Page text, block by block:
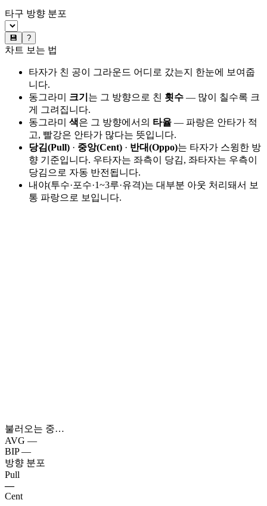
타구 방향 분포
💾 ?
차트 보는 법
타자가 친 공이 그라운드 어디로 갔는지 한눈에 보여줍
니다.
동그라미 크기 는 그 방향으로 친 횟수 — 많이 칠수록 크
게 그려집니다.
동그라미 색은 그 방향에서의 타율 — 파랑은 안타가 적
고, 빨강은 안타가 많다는 뜻입니다.
당김(Pull) · 중앙(Cent) · 반대(Oppo)는 타자가 스윙한 방
향 기준입니다. 우타자는 좌측이 당김, 좌타자는 우측이
당김으로 자동 반전됩니다.
내야(투수·포수·1~3루·유격)는 대부분 아웃 처리돼서 보
통 파랑으로 보입니다.
불러오는 중…
AVG —
BIP —
방향 분포
Pull
—
Cent